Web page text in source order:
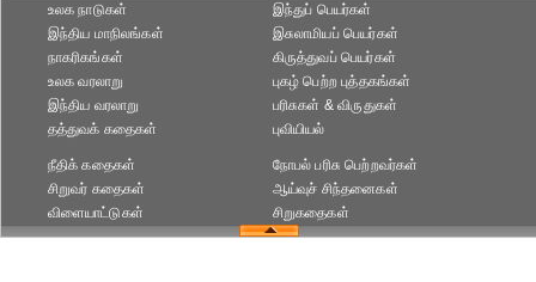
உலக நாடுகள்
இந்திய மாநிலங்கள்
நாகரிகங்கள்
இந்துப் பெயர்கள்
இசுலாமியப் பெயர்கள்
கிருத்துவப் பெயர்கள்
உலக வரலாறு
இந்திய வரலாறு
தத்துவக் கதைகள்
புகழ் பெற்ற புத்தகங்கள்
பரிசுகள் & விருதுகள்
புவியியல்
நீதிக் கதைகள்
சிறுவர் கதைகள்
விளையாட்டுகள்
நோபல் பரிசு‎ பெற்றவர்‎கள்
ஆய்வுச் சிந்தனைகள்
சிறுகதைகள்